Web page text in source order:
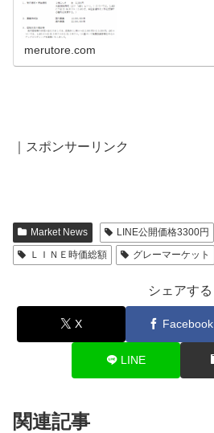
merutore.com
｜スポンサーリンク
Market News LINE公開価格3300円
ＬＩＮＥ時価総額
グレーマーケット
シェアする
X Facebook
LINE
関連記事